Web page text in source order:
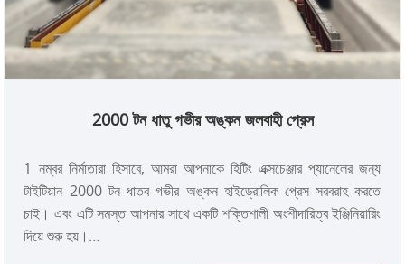
2000 টন ধাতু গভীর অঙ্কন জলবাহী প্রেস
1 নম্বর নির্মাতারা হিসাবে, আমরা আপনাকে হিটিং এক্সচেঞ্জার প্যানেলের জন্য
টাইটিয়ান 2000 টন ধাতব গভীর অঙ্কন হাইড্রোলিক প্রেস সরবরাহ করতে
চাই। এবং এটি সমস্ত আপনার সাথে একটি শক্তিশালী অংশীদারিত্ব ইঞ্জিনিয়ারিং
দিয়ে শুরু হয়।